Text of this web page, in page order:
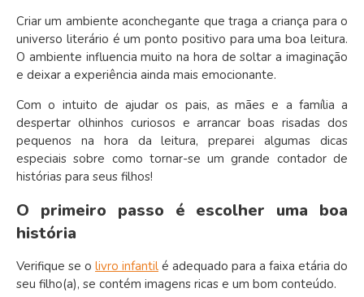
Criar um ambiente aconchegante que traga a criança para o
universo literário é um ponto positivo para uma boa leitura.
O ambiente influencia muito na hora de soltar a imaginação
e deixar a experiência ainda mais emocionante.
Com o intuito de ajudar os pais, as mães e a família a
despertar olhinhos curiosos e arrancar boas risadas dos
pequenos na hora da leitura, preparei algumas dicas
especiais sobre como tornar-se um grande contador de
histórias para seus filhos!
O primeiro passo é escolher uma boa
história
Verifique se o livro infantil é adequado para a faixa etária do
seu filho(a), se contém imagens ricas e um bom conteúdo.